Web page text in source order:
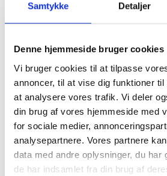
Samtykke Detaljer
Denne hjemmeside bruger cookies
Vi bruger cookies til at tilpasse
annoncer, til at vise dig funktioner
at analysere vores trafik. Vi deler
din brug af vores hjemmeside med
for sociale medier,
analysepartnere. Vores partnere
data med andre oplysninger, du har
de har indsamlet fra din brug af
SAMFUND
Synlighed blev svaret,
Pride
En uge efter angrebet ved Pride
SAMFUND
Om milepæle,
Interview med
Copenhagen Pride fylder 30 år.